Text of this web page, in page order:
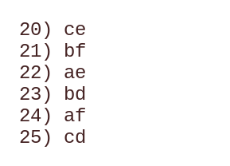
20) се
21) bf
22) ае
23) bd
24) af